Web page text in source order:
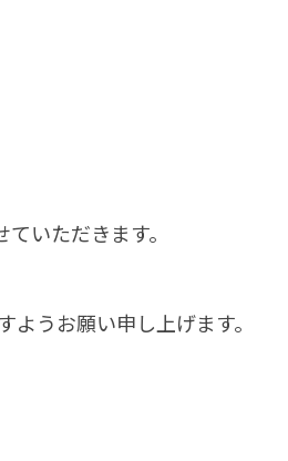
いただきます。
うお願い申し上げます。